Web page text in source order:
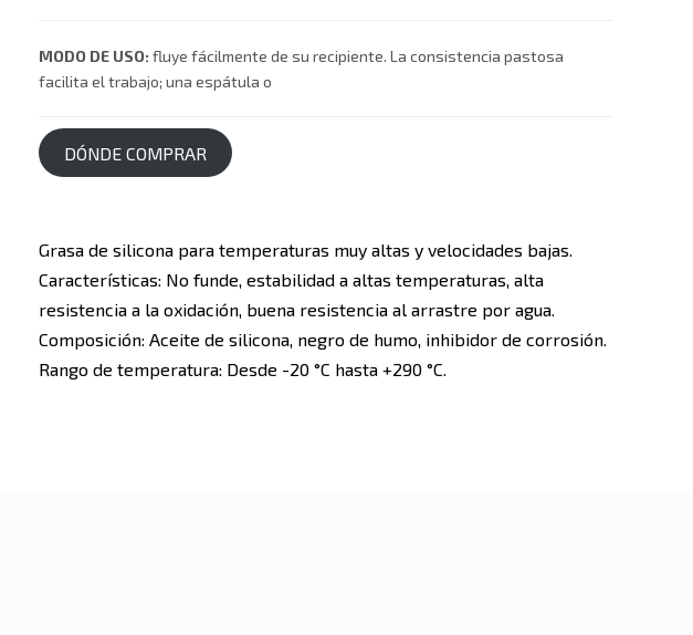
MODO DE USO: fluye fácilmente de su recipiente. La consistencia pastosa
facilita el trabajo; una espátula o
DÓNDE COMPRAR
Grasa de silicona para temperaturas muy altas y velocidades bajas.
Características: No funde, estabilidad a altas temperaturas, alta
resistencia a la oxidación, buena resistencia al arrastre por agua.
Composición: Aceite de silicona, negro de humo, inhibidor de corrosión.
Rango de temperatura: Desde -20 °C hasta +290 °C.